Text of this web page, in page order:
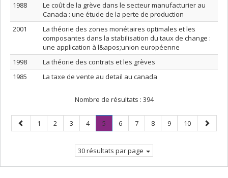
1988
Le coût de la grève dans le secteur manufacturier au
Canada : une étude de la perte de production
2001
La théorie des zones monétaires optimales et les
composantes dans la stabilisation du taux de change :
une application à l&apos;union européenne
1998
La théorie des contrats et les grèves
1985
La taxe de vente au detail au canada
Nombre de résultats : 394
Page
précédente
Page
1 Page
2 Page
3 Page
4 Page
5
Page
Page
6 Page
7 Page
8 Page
9 Page
10
Page
30 résultats par page